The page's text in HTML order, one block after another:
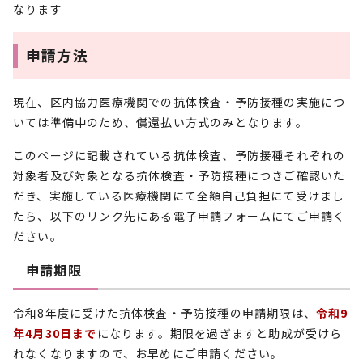
なります
申請方法
現在、区内協力医療機関での抗体検査・予防接種の実施につ
いては準備中のため、償還払い方式のみとなります。
このページに記載されている抗体検査、予防接種それぞれの
対象者及び対象となる抗体検査・予防接種につきご確認いた
だき、実施している医療機関にて全額自己負担にて受けまし
たら、以下のリンク先にある電子申請フォームにてご申請く
ださい。
申請期限
令和8年度に受けた抗体検査・予防接種の申請期限は、令和9
年4月30日まで になります。期限を過ぎますと助成が受けら
れなくなりますので、お早めにご申請ください。